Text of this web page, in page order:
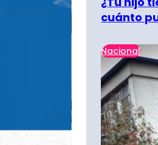
cuánto
Nacional